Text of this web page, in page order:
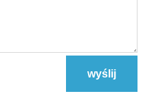
wyślij